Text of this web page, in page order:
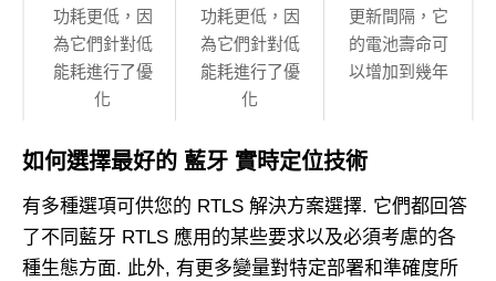
功耗更低，因
為它們針對低
能耗進行了優
化
功耗更低，因
為它們針對低
能耗進行了優
化
更新間隔，它
的電池壽命可
以增加到幾年
如何選擇最好的 藍牙 實時定位技術
有多種選項可供您的 RTLS 解決方案選擇. 它們都回答
了不同藍牙 RTLS 應用的某些要求以及必須考慮的各
種生態方面. 此外, 有更多變量對特定部署和準確度所